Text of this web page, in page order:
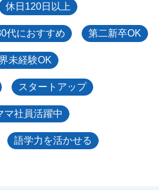
休日120日以上
代におすすめ 第二新卒OK
未経験OK
スタートアップ
マ社員活躍中
語学力を活かせる